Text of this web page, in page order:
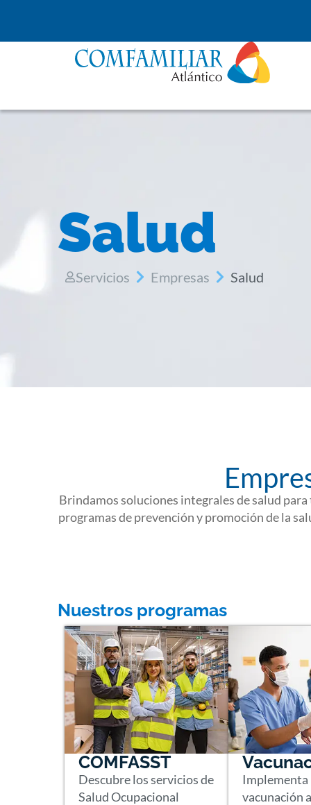
Salud
Servicios Empresas Salud
Brindamos soluciones integrales de salud
programas de prevención y promoción de la
Nuestros programas
COMFASST
Descubre los servicios de
Salud Ocupacional
Implementa
vacunación